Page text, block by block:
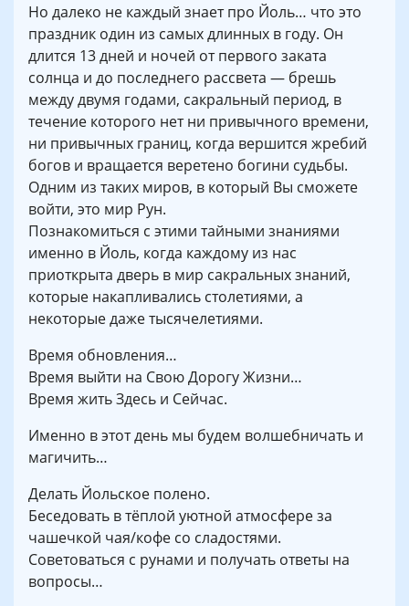
Но далеко не каждый знает про Йоль… что это
праздник один из самых длинных в году. Он
длится 13 дней и ночей от первого заката
солнца и до последнего рассвета — брешь
между двумя годами, сакральный период, в
течение которого нет ни привычного времени,
ни привычных границ, когда вершится жребий
богов и вращается веретено богини судьбы.
Одним из таких миров, в который Вы сможете
войти, это мир Рун.
Познакомиться с этими тайными знаниями
именно в Йоль, когда каждому из нас
приоткрыта дверь в мир сакральных знаний,
которые накапливались столетиями, а
некоторые даже тысячелетиями.
Время обновления…
Время выйти на Свою Дорогу Жизни…
Время жить Здесь и Сейчас.
Именно в этот день мы будем волшебничать и
магичить…
Делать Йольское полено.
Беседовать в тёплой уютной атмосфере за
чашечкой чая/кофе со сладостями.
Советоваться с рунами и получать ответы на
вопросы…